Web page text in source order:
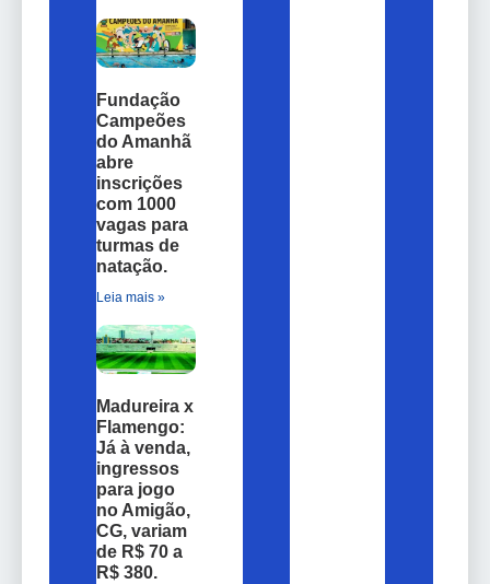
Fundação
Campeões
do Amanhã
abre
inscrições
com 1000
vagas para
turmas de
natação.
Leia mais »
Madureira x
Flamengo:
Já à venda,
ingressos
para jogo
no Amigão,
CG, variam
de R$ 70 a
R$ 380.